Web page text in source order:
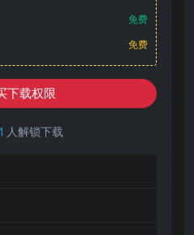
免费
免费
下载权限
1 人解锁下载